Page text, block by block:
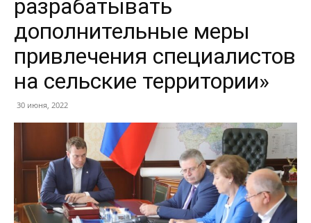
разрабатывать
дополнительные меры
привлечения специалистов
на сельские территории»
30 июня, 2022